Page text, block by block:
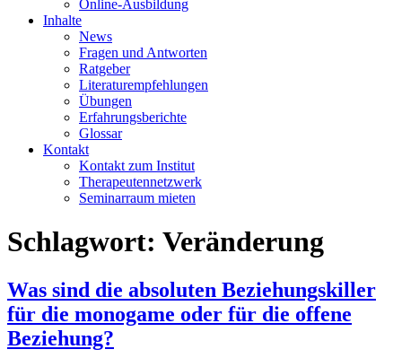
Online-Ausbildung
Inhalte
News
Fragen und Antworten
Ratgeber
Literaturempfehlungen
Übungen
Erfahrungsberichte
Glossar
Kontakt
Kontakt zum Institut
Therapeutennetzwerk
Seminarraum mieten
Schlagwort: Veränderung
Was sind die absoluten Beziehungskiller
für die monogame oder für die offene
Beziehung?